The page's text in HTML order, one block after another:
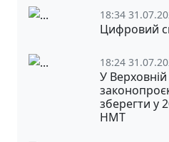
18:34
Цифровий
18:24
У
зберегти у
НМТ